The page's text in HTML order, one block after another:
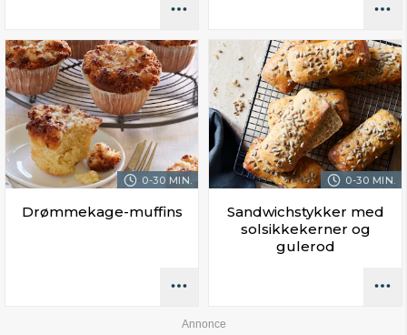
0-30 MIN.
Drømmekage-muffins
0-30 MIN.
Sandwichstykker med
solsikkekerner og
gulerod